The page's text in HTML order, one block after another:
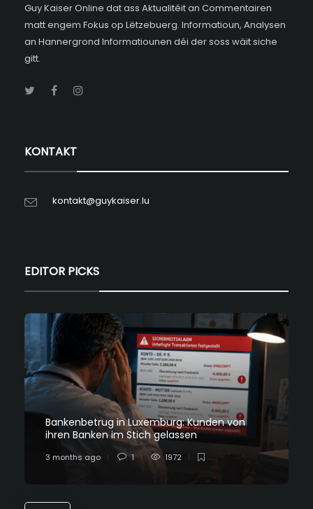
Guy Kaiser Online dat ass Aktualitéit an Commentairen
matt engem Fokus op Lëtzebuerg. Informatioun, Analysen
an Hannergrond Informatiounen déi der soss wäit siche
gitt.
KONTAKT
kontakt@guykaiser.lu
EDITOR PICKS
Bankenbetrug in Luxemburg: Kunden von
ihren Banken im Stich gelassen
3 months ago 1 1972